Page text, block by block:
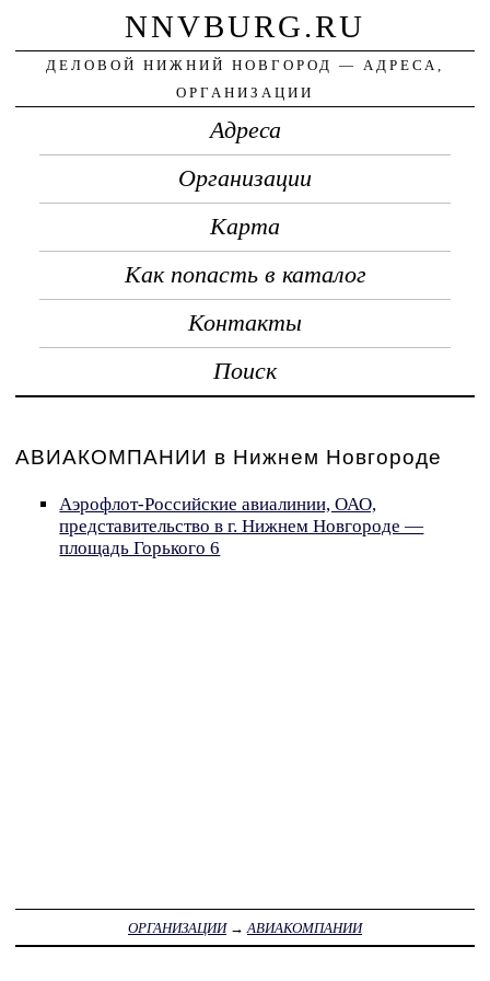
NNVBURG.RU
ДЕЛОВОЙ НИЖНИЙ НОВГОРОД — АДРЕСА,
ОРГАНИЗАЦИИ
Адреса
Организации
Карта
Как попасть в каталог
Контакты
Поиск
АВИАКОМПАНИИ в Нижнем Новгороде
Аэрофлот-Российские авиалинии, ОАО,
представительство в г. Нижнем Новгороде —
площадь Горького 6
ОРГАНИЗАЦИИ→ АВИАКОМПАНИИ